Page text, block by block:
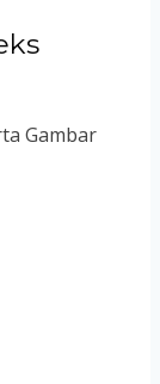
Gambar